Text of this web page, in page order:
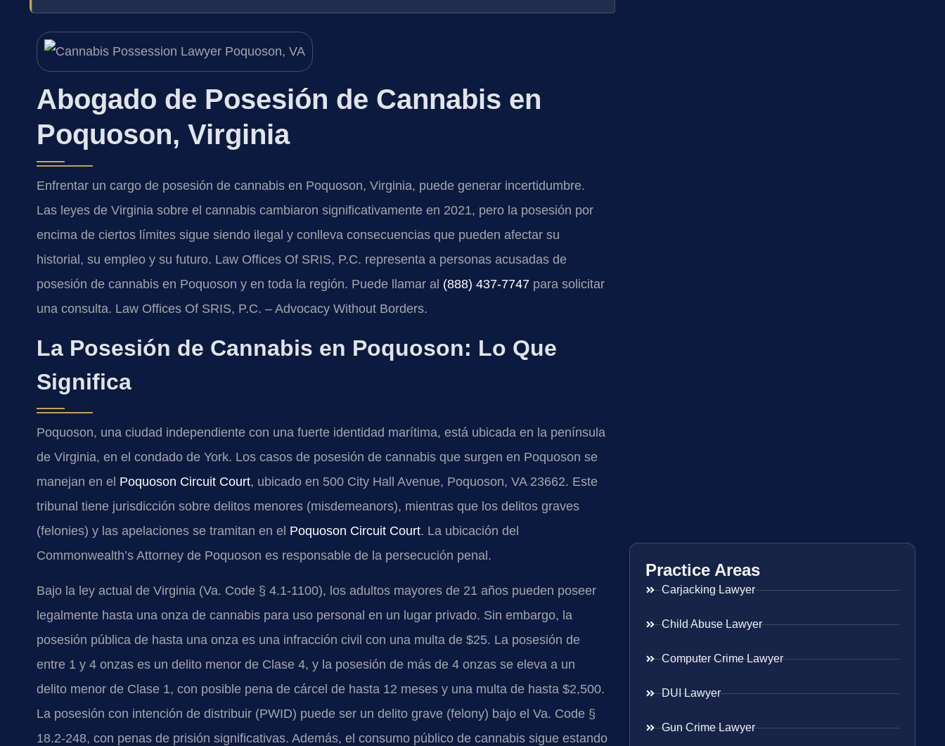
Abogado de Posesión de Cannabis en
Poquoson, Virginia
Enfrentar un cargo de posesión de cannabis en Poquoson, Virginia, puede generar incertidumbre.
Las leyes de Virginia sobre el cannabis cambiaron significativamente en 2021, pero la posesión por
encima de ciertos límites sigue siendo ilegal y conlleva consecuencias que pueden afectar su
historial, su empleo y su futuro. Law Offices Of SRIS, P.C. representa a personas acusadas de
posesión de cannabis en Poquoson y en toda la región. Puede llamar al (888) 437-7747 para solicitar
una consulta. Law Offices Of SRIS, P.C. – Advocacy Without Borders.
La Posesión de Cannabis en Poquoson: Lo Que
Significa
Poquoson, una ciudad independiente con una fuerte identidad marítima, está ubicada en la península
de Virginia, en el condado de York. Los casos de posesión de cannabis que surgen en Poquoson se
manejan en el Poquoson Circuit Court, ubicado en 500 City Hall Avenue, Poquoson, VA 23662. Este
tribunal tiene jurisdicción sobre delitos menores (misdemeanors), mientras que los delitos graves
(felonies) y las apelaciones se tramitan en el Poquoson Circuit Court. La ubicación del
Commonwealth’s Attorney de Poquoson es responsable de la persecución penal.
Bajo la ley actual de Virginia (Va. Code § 4.1-1100), los adultos mayores de 21 años pueden poseer
legalmente hasta una onza de cannabis para uso personal en un lugar privado. Sin embargo, la
posesión pública de hasta una onza es una infracción civil con una multa de $25. La posesión de
entre 1 y 4 onzas es un delito menor de Clase 4, y la posesión de más de 4 onzas se eleva a un
delito menor de Clase 1, con posible pena de cárcel de hasta 12 meses y una multa de hasta $2,500.
La posesión con intención de distribuir (PWID) puede ser un delito grave (felony) bajo el Va. Code §
18.2-248, con penas de prisión significativas. Además, el consumo público de cannabis sigue estando
Practice Areas
Carjacking Lawyer
Child Abuse Lawyer
Computer Crime Lawyer
DUI Lawyer
Gun Crime Lawyer